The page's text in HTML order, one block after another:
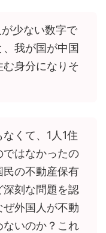
少ない数字で
我が国が中国
む身分になりそ
くて、1人1住
はなかったの
民の不動産保有
刻な問題を認
外国人が不動
ないのか？これ